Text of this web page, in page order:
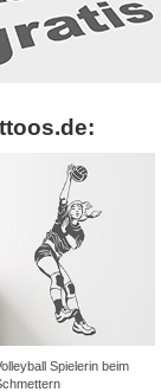
Spielerin beim